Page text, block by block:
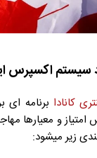
اکسپرس
کانادا برنامه ای
امتیاز و معیارها
زیر میشود: